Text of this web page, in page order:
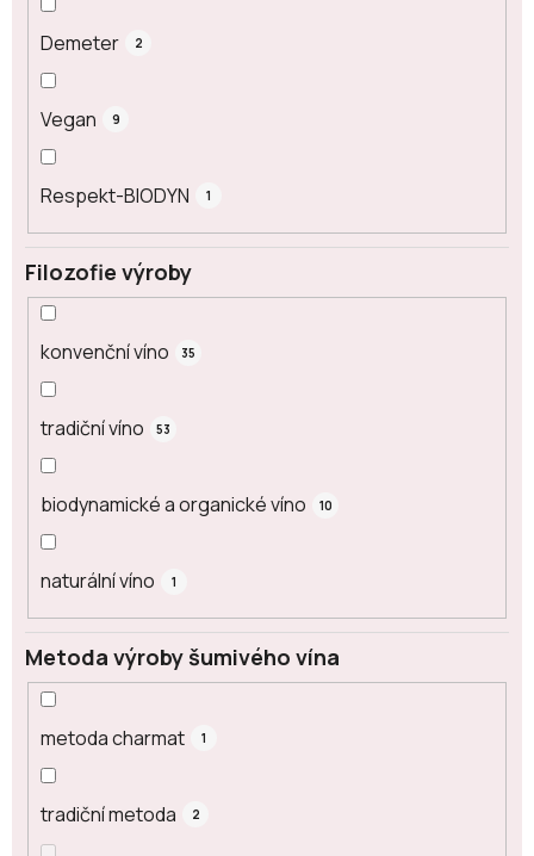
Demeter 2
Vegan 9
Respekt-BIODYN 1
Filozofie výroby
konvenční víno 35
tradiční víno 53
biodynamické a organické víno 10
naturální víno 1
Metoda výroby šumivého vína
metoda charmat 1
tradiční metoda 2